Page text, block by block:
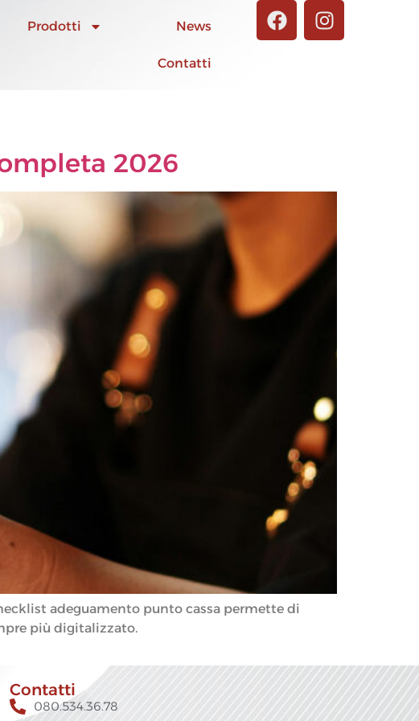
Prodotti News
Contatti
2026
adeguamento punto cassa permette di
più digitalizzato.
Contatti
080.534.36.78